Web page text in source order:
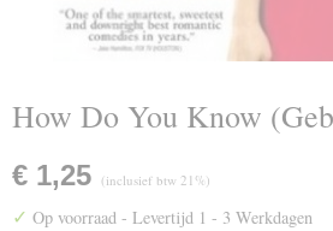
How Do You Know
€ 1,25 (inclusief btw 21%)
✓ Op voorraad - Levertijd 1 - 3 Werkdagen